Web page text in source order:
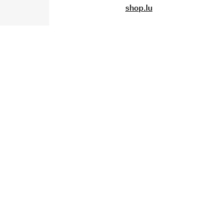
shop.lu